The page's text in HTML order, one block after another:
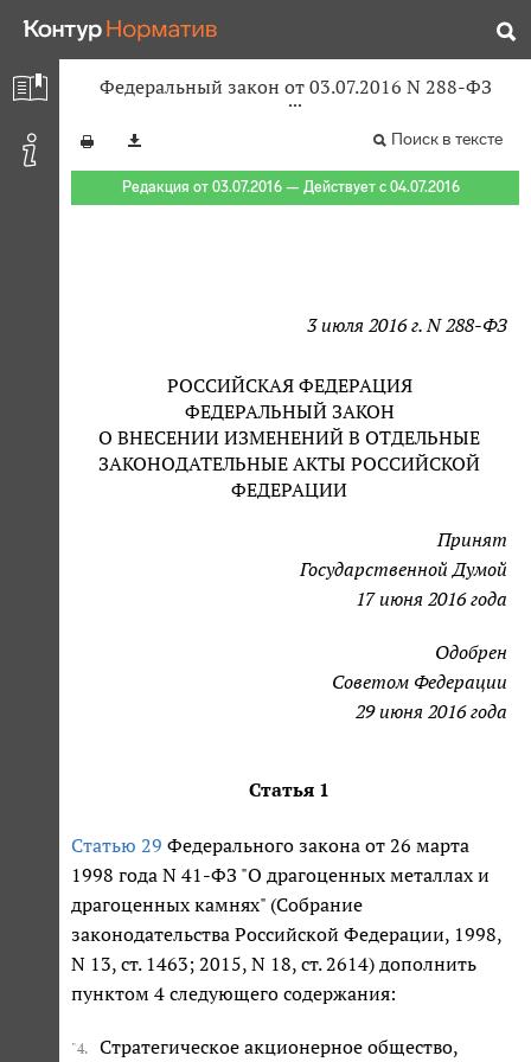
Федеральный закон от 03.07.2016 N 288-ФЗ
Поиск в тексте
Редакция от 03.07.2016 — Действует с 04.07.2016
3 июля 2016 г. N 288-ФЗ
РОССИЙСКАЯ ФЕДЕРАЦИЯ
ФЕДЕРАЛЬНЫЙ ЗАКОН
О ВНЕСЕНИИ ИЗМЕНЕНИЙ В ОТДЕЛЬНЫЕ
ЗАКОНОДАТЕЛЬНЫЕ АКТЫ РОССИЙСКОЙ
ФЕДЕРАЦИИ
Принят
Государственной Думой
17 июня 2016 года
Одобрен
Советом Федерации
29 июня 2016 года
Статья 1
Статью 29 Федерального закона от 26 марта
1998 года N 41-ФЗ "О драгоценных металлах и
драгоценных камнях" (Собрание
законодательства Российской Федерации, 1998,
N 13, ст. 1463; 2015, N 18, ст. 2614) дополнить
пунктом 4 следующего содержания:
"4. Стратегическое акционерное общество,